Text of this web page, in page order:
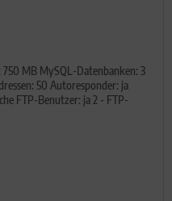
MB MySQL-Datenbanken: 3
50 Autoresponder: ja
FTP-Benutzer: ja 2 - FTP-